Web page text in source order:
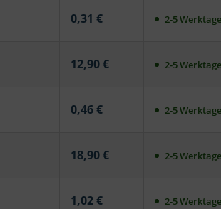
0,31 € 2-5
12,90 € 2-5
0,46 € 2-5
18,90 € 2-5
1,02 € 2-5